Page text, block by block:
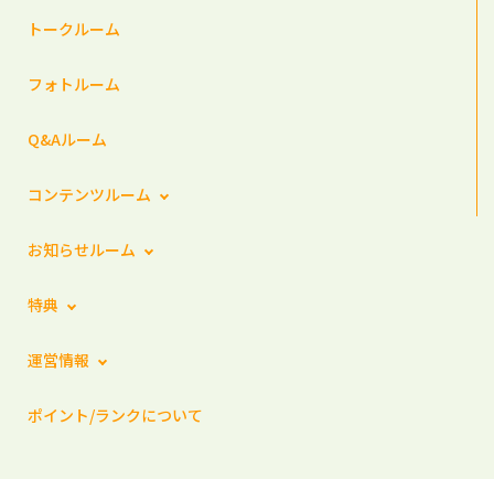
トークルーム
フォトルーム
Q&Aルーム
コンテンツルーム
お知らせルーム
特典
運営情報
ポイント/ランクについて